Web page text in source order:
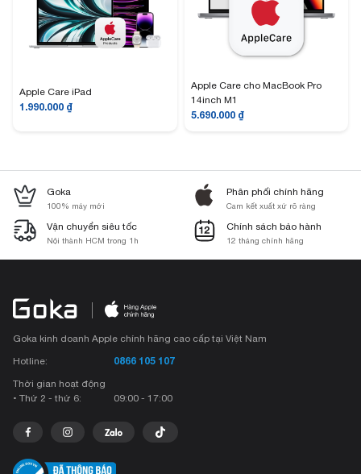
Apple Care iPad
1.990.000 ₫
Apple Care cho MacBook Pro
14inch M1
5.690.000 ₫
Goka
100% máy mới
Phân phối chính hãng
Cam kết xuất xứ rõ ràng
Vận chuyển siêu tốc
Nội thành HCM trong 1h
Chính sách bảo hành
12 tháng chính hãng
Goka kinh doanh Apple chính hãng cao cấp tại Việt Nam
Hotline:
0866 105 107
Thời gian hoạt động
• Thứ 2 - thứ 6:
09:00 - 17:00